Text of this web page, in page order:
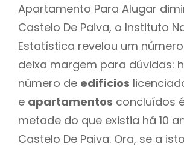
Apartamento Para Alugar
Castelo De Paiva, o Instituto
Estatística revelou um
deixa margem para dúvidas:
número de edifícios
e apartamentos concluídos
metade do que existia há 10
Castelo De Paiva. Ora, se a